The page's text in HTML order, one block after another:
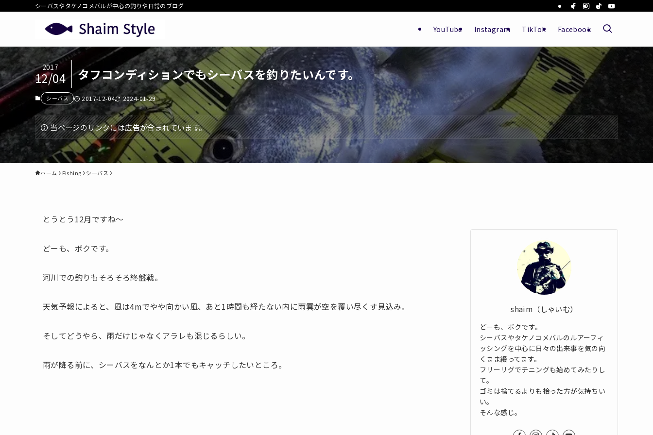
シーバスやタケノコメバルが中心の釣りや日常のブログ
YouTube Instagram TikTok Facebook
タフコンディションでもシーバスを釣りたいんです。
2017
12/04
シーバス 2017-12-04 2024-01-29
当ページのリンクには広告が含まれています。
ホーム Fishing シーバス
とうとう12月ですね〜
どーも、ボクです。
河川での釣りもそろそろ終盤戦。
天気予報によると、風は4mでやや向かい風、あと1時間も経たない内に雨雲が空を覆い尽くす見込み。
そしてどうやら、雨だけじゃなくアラレも混じるらしい。
雨が降る前に、シーバスをなんとか1本でもキャッチしたいところ。
shaim（しゃいむ）
どーも、ボクです。
シーバスやタケノコメバルのルアーフィ
ッシングを中心に日々の出来事を気の向
くまま綴ってます。
フリーリグでチニングも始めてみたりし
て。
ゴミは捨てるよりも拾った方が気持ちい
い。
そんな感じ。